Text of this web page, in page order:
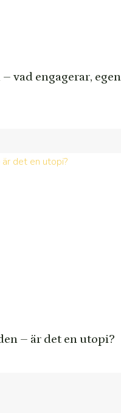
vad engagerar,
– är det en utopi?